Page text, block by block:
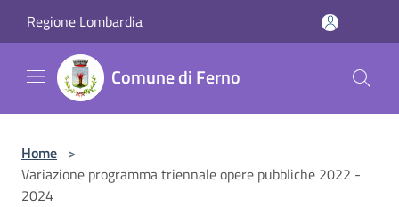
Regione Lombardia
Comune di Ferno
Home >
Variazione programma triennale opere pubbliche 2022 -
2024